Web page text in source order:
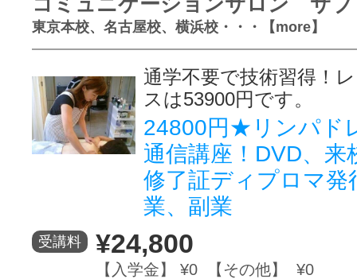
東京本校、名古屋校、横浜校・・・【more】
通学不要で技術習得！
スは53900円です。
24800円★リンパド
通信講座！DVD、
修了証ディプロマ
業、副業
受講料 ¥24,800
【入学金】 ¥0 【その他】 ¥0